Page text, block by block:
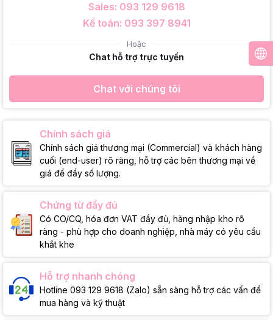
Sales: 093 129 9618
Kế toán: 093 397 8941
Hoặc
Chat hỗ trợ trực tuyến
Chat với chúng tôi
Chính sách giá
Chính sách giá thương mại (Commercial) và khách hàng
cuối (end-user) rõ ràng, hỗ trợ các bên thương mại về
giá để đẩy số lượng.
Chứng từ đầy đủ
Có CO/CQ, hóa đơn VAT đầy đủ, hàng nhập kho rõ
ràng - phù hợp cho doanh nghiệp, nhà máy có yêu cầu
khắt khe
Hỗ trợ nhanh chóng
Hotline 093 129 9618 (Zalo) sẵn sàng hỗ trợ các vấn đề
mua hàng và kỹ thuật